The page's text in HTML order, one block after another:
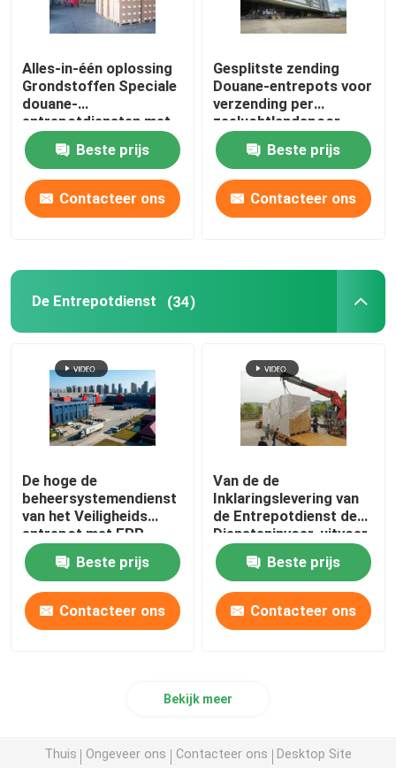
Alles-in-één oplossing
Grondstoffen Speciale
douane-
entrepotdiensten met
toegevoegde waarde
Beste prijs
Contacteer ons
Gesplitste zending
Douane-entrepots voor
verzending per
zeeluchtlandspoor
Beste prijs
Contacteer ons
De Entrepotdienst (34)
De hoge de
beheersystemendienst
van het Veiligheids
entrepot met ERP
Systeem
Beste prijs
Contacteer ons
Van de de
Inklaringslevering van
de Entrepotdienst de
Diensteninvoer-uitvoer
Wereldwijd op de
toegevoegde waarde
Beste prijs
Contacteer ons
Bekijk meer
Thuis Ongeveer ons Contacteer ons Desktop Site